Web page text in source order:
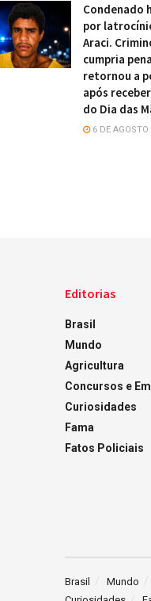
Condenado
por
Araci.
cumpria
retornou a
após
do Dia das
6 DE AGOSTO
Editorias
Brasil
Mundo
Agricultura
Concursos e
Curiosidades
Fama
Fatos Policiais
Brasil Mundo